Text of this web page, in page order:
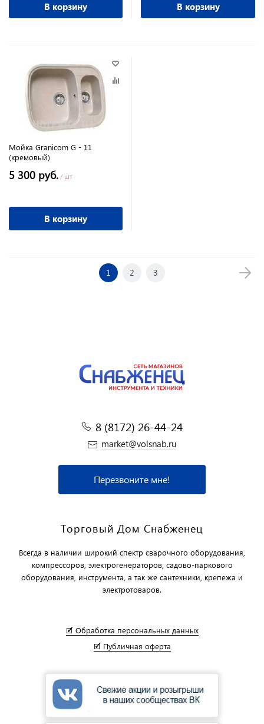
В корзину В корзину
Мойка Granicom G - 11
(кремовый)
5 300 руб. / шт
В корзину
1 2 3
8 (8172) 26-44-24
market@volsnab.ru
Перезвоните мне!
Торговый Дом Снабженец
Всегда в наличии широкий спектр сварочного оборудования,
компрессоров, электрогенераторов, садово-паркового
оборудования, инструмента, а так же сантехники, крепежа и
электротоваров.
🗹 Обработка персональных данных
🗹 Публичная оферта